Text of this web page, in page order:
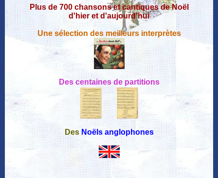
Plus de 700 chansons et cantiques de Noël
d'hier et d'aujourd'hui
Une sélection des meilleurs interprètes
Des centaines de partitions
Des Noëls anglophones